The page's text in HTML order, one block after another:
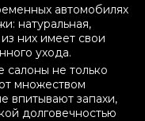
автомобилях
натуральная,
них имеет свои
ухода.
салоны не только
множеством
впитывают запахи,
долговечностью